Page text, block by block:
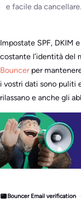
e facile da cancellare.
Impostate SPF, DKIM
costante l’identità del
Bouncerper
i vostri dati sono puliti
rilassano e anche gli
Bouncer Email verification